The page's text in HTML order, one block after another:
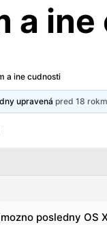
a
a ine cudnosti
upravenápred 18
posledny OS